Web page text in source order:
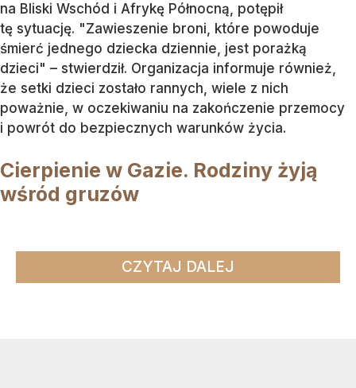
na Bliski Wschód i Afrykę Północną, potępił
tę sytuację. "Zawieszenie broni, które powoduje
śmierć jednego dziecka dziennie, jest porażką
dzieci" – stwierdził. Organizacja informuje również,
że setki dzieci zostało rannych, wiele z nich
poważnie, w oczekiwaniu na zakończenie przemocy
i powrót do bezpiecznych warunków życia.
Cierpienie w Gazie. Rodziny żyją
wśród gruzów
CZYTAJ DALEJ